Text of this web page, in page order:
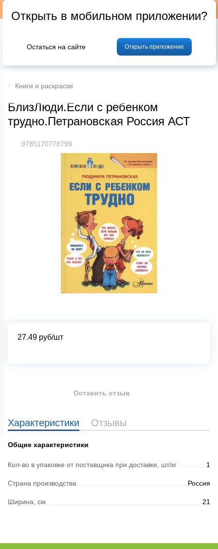
Фрукты и овощи Мясо Птица
Книги и раскраски
БлизЛюди.Если с ребенком
трудно.Петрановская Россия АСТ
9785170778799
27.49 руб/шт
Характеристики Отзывы
Общие характеристики
Кол-во в упаковке от поставщика при доставке, шт/кг 1
Страна производства Россия
Ширина, см 21
Оставить отзыв
Открыть в мобильном приложении?
Остаться на сайте Открыть приложение